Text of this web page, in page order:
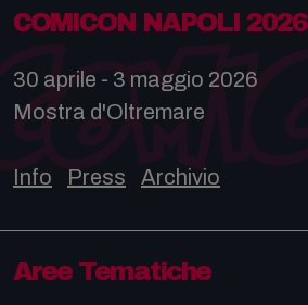
COMICON NAPOLI 2026
30 aprile - 3 maggio 2026
Mostra d'Oltremare
Info Press Archivio
Aree Tematiche